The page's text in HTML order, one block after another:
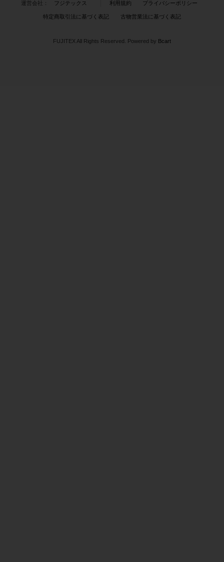
運営会社： フジテックス 利用規約 プライバシーポリシー
特定商取引法に基づく表記 古物営業法に基づく表記
FUJITEX All Rights Reserved. Powered by Bcart